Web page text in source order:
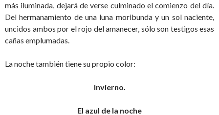
más iluminada, dejará de verse culminado el comienzo del día.
Del hermanamiento de una luna moribunda y un sol naciente,
uncidos ambos por el rojo del amanecer, sólo son testigos esas
cañas emplumadas.
La noche también tiene su propio color:
Invierno.
El azul de la noche